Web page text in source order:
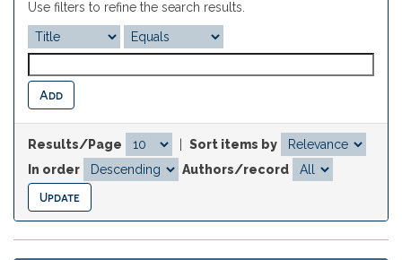
Use filters to refine the search results.
Results/Page
Sort items by
In order
Authors/record